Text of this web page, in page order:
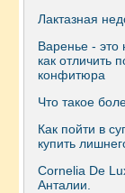
Лактазная
Варенье -
как отличить
конфитюра
Что такое
Как пойти в
купить
Сornelia De
Анталии.